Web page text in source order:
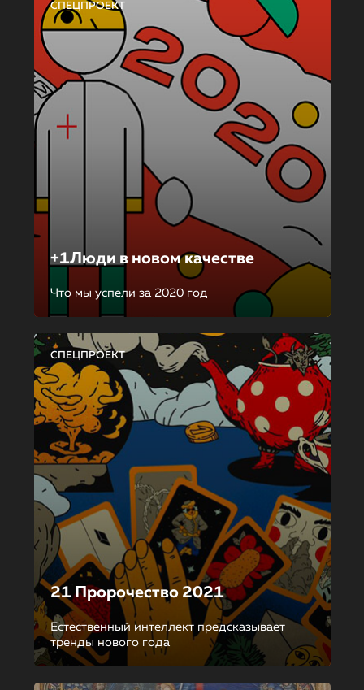
СПЕЦПРОЕКТ
+1Люди в новом качестве
Что мы успели за 2020 год
СПЕЦПРОЕКТ
21 Пророчество 2021
Естественный интеллект предсказывает
тренды нового года